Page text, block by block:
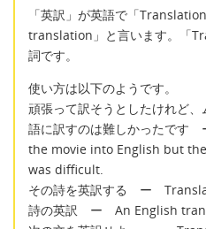
「英訳」が英語で「
translation」と言います。「
詞です。
使い方は以下のようです。
頑張って訳そうとしたけれど
語に訳すのは難しかったで
the movie into English but
was difficult.
その詩を英訳する ー
詩の英訳 ー An English